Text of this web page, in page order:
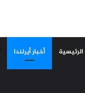
أخبار أيرلندا